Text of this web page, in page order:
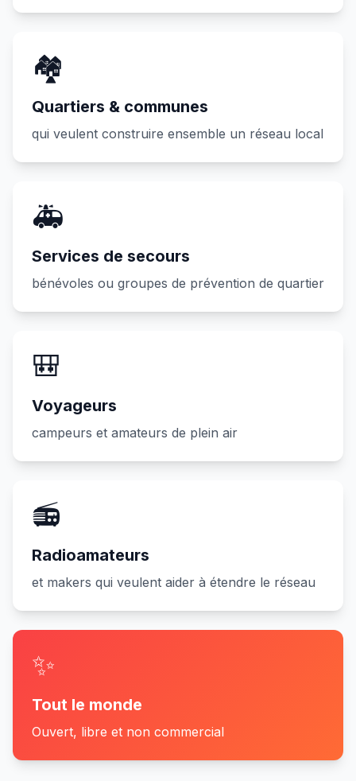
🏘️
Quartiers & communes
qui veulent construire ensemble un réseau local
🚑
Services de secours
bénévoles ou groupes de prévention de quartier
🎒
Voyageurs
campeurs et amateurs de plein air
📻
Radioamateurs
et makers qui veulent aider à étendre le réseau
✨
Tout le monde
Ouvert, libre et non commercial